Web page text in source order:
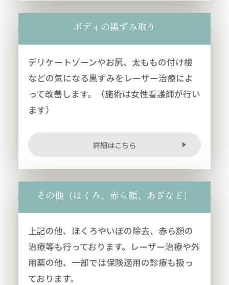
ボディの黒ずみ取り
デリケートゾーンやお尻、太ももの付け根
などの気になる黒ずみをレーザー治療によ
って改善します。（施術は女性看護師が行い
ます）
詳細はこちら
その他（ほくろ、赤ら顔、あざなど）
上記の他、ほくろやいぼの除去、赤ら顔の
治療等も行っております。レーザー治療や外
用薬の他、一部では保険適用の診療も扱っ
ております。